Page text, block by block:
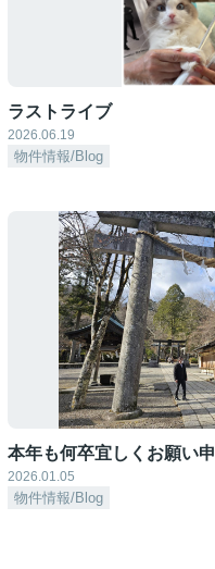
ラストライブ
2026.06.19
物件情報/Blog
本年も何卒宜しくお願い
2026.01.05
物件情報/Blog